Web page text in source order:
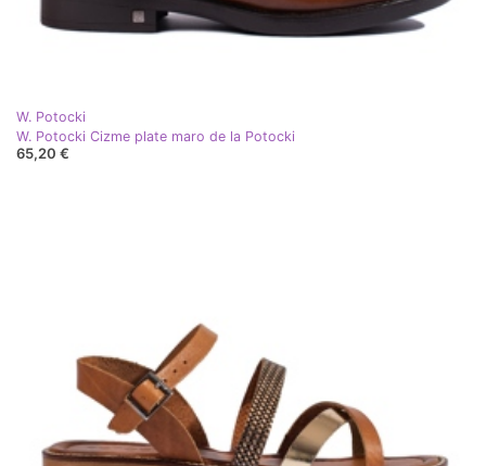
W. Potocki
W. Potocki Cizme plate maro de la Potocki
65,20 €